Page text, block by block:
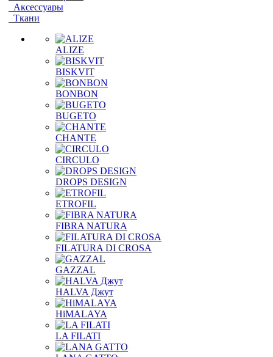
Аксессуары
Ткани
ALIZE
BISKVIT
BONBON
BUGETO
CHANTE
CIRCULO
DROPS DESIGN
ETROFIL
FIBRA NATURA
FILATURA DI CROSA
GAZZAL
HALVA Джут
HiMALAYA
LA FILATI